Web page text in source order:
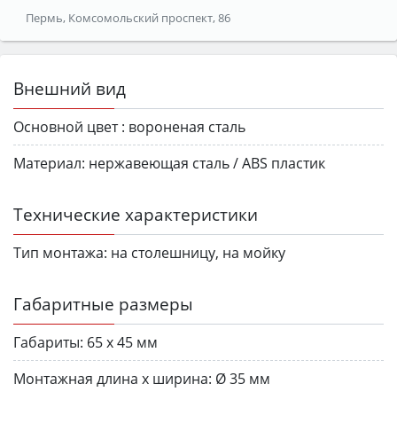
Пермь, Комсомольский проспект, 86
Внешний вид
Основной цвет : вороненая сталь
Материал: нержавеющая сталь / ABS пластик
Технические характеристики
Тип монтажа: на столешницу, на мойку
Габаритные размеры
Габариты: 65 х 45 мм
Монтажная длина х ширина: Ø 35 мм